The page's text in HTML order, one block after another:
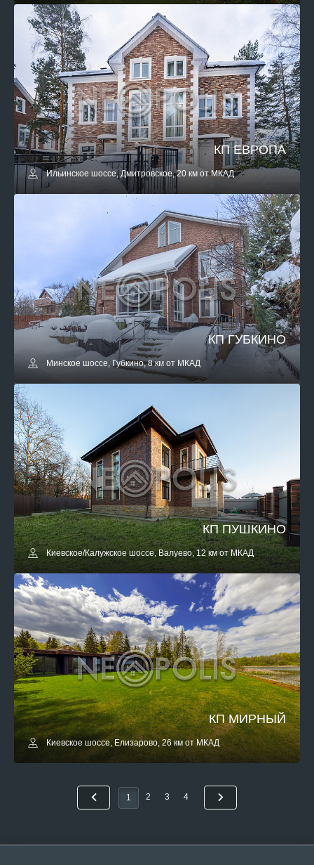
КП ЕВРОПА
Ильинское шоссе, Дмитровское, 20 км от МКАД
КП ГУБКИНО
Минское шоссе, Губкино, 8 км от МКАД
КП ПУШКИНО
Киевское/Калужское шоссе, Валуево, 12 км от МКАД
КП МИРНЫЙ
Киевское шоссе, Елизарово, 26 км от МКАД
1 2 3 4